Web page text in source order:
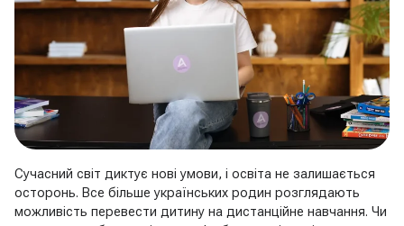
Сучасний світ диктує нові умови, і освіта не залишається
осторонь. Все більше українських родин розглядають
можливість перевести дитину на дистанційне навчання. Чи